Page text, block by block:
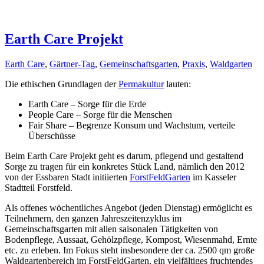
Earth Care Projekt
Earth Care, Gärtner-Tag, Gemeinschaftsgarten, Praxis, Waldgarten
Die ethischen Grundlagen derPermakulturlauten:
Earth Care – Sorge für die Erde
People Care – Sorge für die Menschen
Fair Share – Begrenze Konsum und Wachstum, verteile
Überschüsse
Beim Earth Care Projekt geht es darum, pflegend und gestaltend
Sorge zu tragen für ein konkretes Stück Land, nämlich den 2012
von der Essbaren Stadt initiierten ForstFeldGarten im Kasseler
Stadtteil Forstfeld.
Als offenes wöchentliches Angebot (jeden Dienstag) ermöglicht es
Teilnehmern, den ganzen Jahreszeitenzyklus im
Gemeinschaftsgarten mit allen saisonalen Tätigkeiten von
Bodenpflege, Aussaat, Gehölzpflege, Kompost, Wiesenmahd, Ernte
etc. zu erleben. Im Fokus steht insbesondere der ca. 2500 qm große
Waldgartenbereich im ForstFeldGarten, ein vielfältiges fruchtendes